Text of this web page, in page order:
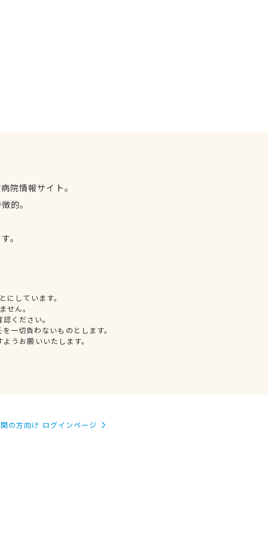
院情報サイト。
的。
。
しています。
せん。
ください。
一切負わないものとします。
うお願いいたします。
の方向け ログインページ